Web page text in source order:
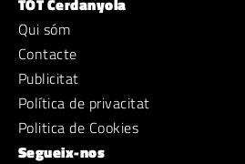
TOT Cerdanyola
Qui sóm
Contacte
Publicitat
Política de privacitat
Politica de Cookies
Segueix-nos